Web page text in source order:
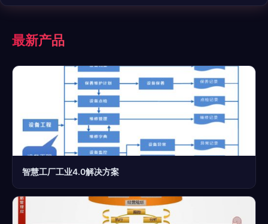
最新产品
智慧工厂工业4.0解决方案